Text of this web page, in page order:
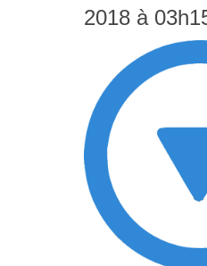
2018 à